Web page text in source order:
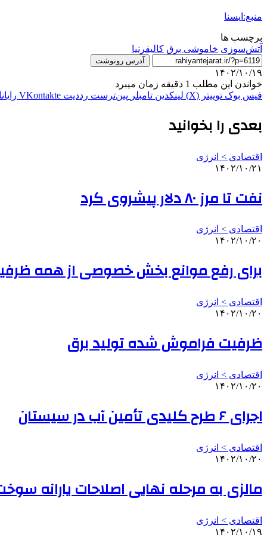
منبع:ایسنا
برچسب ها
آتش‌سوزی خاموشی برق کالیفرنیا
آدرس رونوشت
۱۴۰۲/۱۰/۱۹
خواندن این مطلب 1 دقیقه زمان میبرد
فیس بوک توییتر (X) لینکدین ‫تامبلر ‫پین‌ترست ‫رددیت ‫VKontakte
بعدی را بخوانید
اقتصادی > انرژی
۱۴۰۲/۱۰/۲۱
نفت تا مرز ۸۰ دلار پیشروی کرد
اقتصادی > انرژی
۱۴۰۲/۱۰/۲۰
برای رفع موانع بخش خصوصی از همه
اقتصادی > انرژی
۱۴۰۲/۱۰/۲۰
ظرفیت فراموش شده تولید برق
اقتصادی > انرژی
۱۴۰۲/۱۰/۲۰
اجرای ۶ طرح کلیدی تأمین آب در سیستان
اقتصادی > انرژی
۱۴۰۲/۱۰/۲۰
مالزی به مرحله نهایی اصلاحات یارانه
اقتصادی > انرژی
۱۴۰۲/۱۰/۱۹